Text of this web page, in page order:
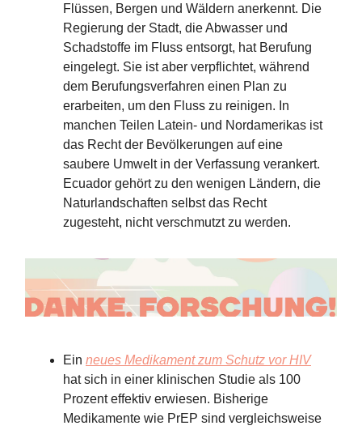
Flüssen, Bergen und Wäldern anerkennt. Die
Regierung der Stadt, die Abwasser und
Schadstoffe im Fluss entsorgt, hat Berufung
eingelegt. Sie ist aber verpflichtet, während
dem Berufungsverfahren einen Plan zu
erarbeiten, um den Fluss zu reinigen. In
manchen Teilen Latein- und Nordamerikas ist
das Recht der Bevölkerungen auf eine
saubere Umwelt in der Verfassung verankert.
Ecuador gehört zu den wenigen Ländern, die
Naturlandschaften selbst das Recht
zugesteht, nicht verschmutzt zu werden.
Ein neues Medikament zum Schutz vor HIV
hat sich in einer klinischen Studie als 100
Prozent effektiv erwiesen. Bisherige
Medikamente wie PrEP sind vergleichsweise